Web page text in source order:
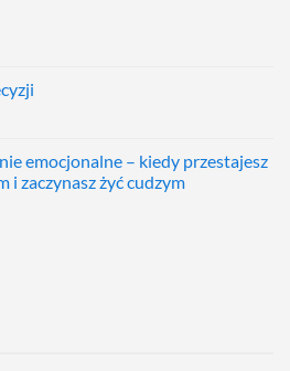
emocjonalne – kiedy przestajesz
i zaczynasz żyć cudzym